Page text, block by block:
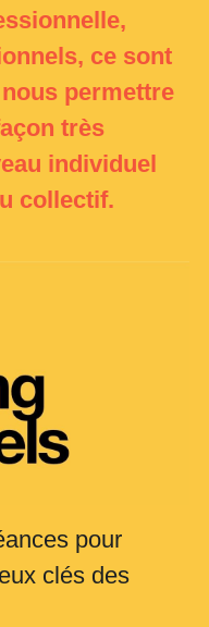
ce sont
permettre
très
individuel
collectif.
pour
clés des